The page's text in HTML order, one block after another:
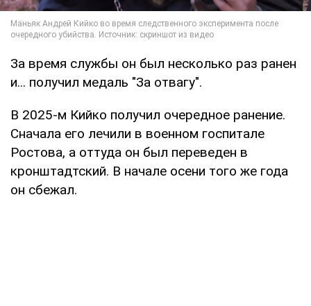
За время службы он был несколько раз ранен
и... получил медаль "За отвагу".
В 2025-м Кийко получил очередное ранение.
Сначала его лечили в военном госпитале
Ростова, а оттуда он был переведен в
кронштадтский. В начале осени того же года
он сбежал.